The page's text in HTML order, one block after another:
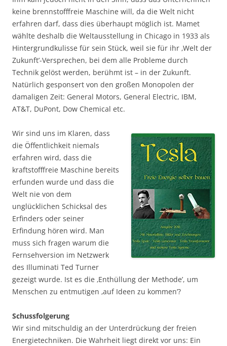
keine brennstofffreie Maschine will, da die Welt nicht
erfahren darf, dass dies überhaupt möglich ist. Mamet
wählte deshalb die Weltausstellung in Chicago in 1933 als
Hintergrundkulisse für sein Stück, weil sie für ihr ‚Welt der
Zukunft’-Versprechen, bei dem alle Probleme durch
Technik gelöst werden, berühmt ist – in der Zukunft.
Natürlich gesponsert von den großen Monopolen der
damaligen Zeit: General Motors, General Electric, IBM,
AT&T, DuPont, Dow Chemical etc.
Wir sind uns im Klaren, dass
die Öffentlichkeit niemals
erfahren wird, dass die
kraftstofffreie Maschine bereits
erfunden wurde und dass die
Welt nie von dem
unglücklichen Schicksal des
Erfinders oder seiner
Erfindung hören wird. Man
muss sich fragen warum die
Fernsehversion im Netzwerk
des Illuminati Ted Turner
gezeigt wurde. Ist es die ‚Enthüllung der Methode’, um
Menschen zu entmutigen ‚auf Ideen zu kommen’?
Schussfolgerung
Wir sind mitschuldig an der Unterdrückung der freien
Energietechniken. Die Wahrheit liegt direkt vor uns: Ein